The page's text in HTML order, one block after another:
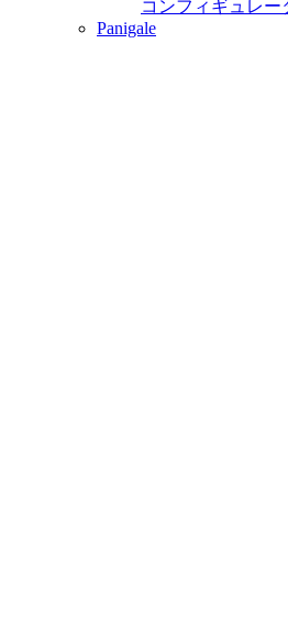
コンフィギュレー
Panigale